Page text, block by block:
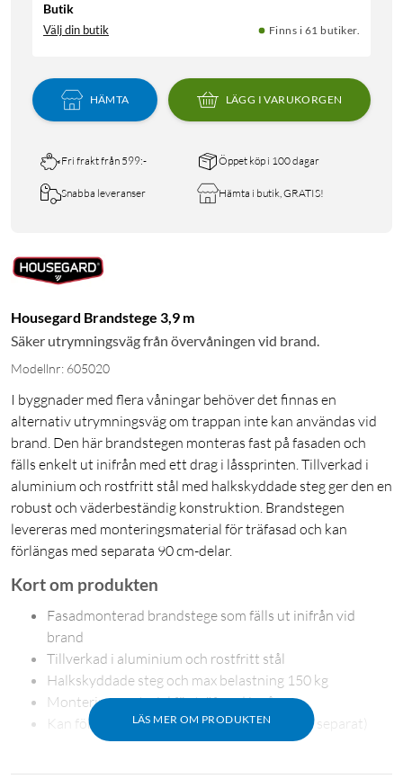
Butik
Välj din butik Finns i 61 butiker.
HÄMTA LÄGG I VARUKORGEN
Fri frakt från 599:- Öppet köp i 100 dagar
Snabba leveranser Hämta i butik, GRATIS!
Housegard Brandstege 3,9 m
Säker utrymningsväg från övervåningen vid brand.
Modellnr: 605020
I byggnader med flera våningar behöver det finnas en
alternativ utrymningsväg om trappan inte kan användas vid
brand. Den här brandstegen monteras fast på fasaden och
fälls enkelt ut inifrån med ett drag i låssprinten. Tillverkad i
aluminium och rostfritt stål med halkskyddade steg ger den en
robust och väderbeständig konstruktion. Brandstegen
levereras med monteringsmaterial för träfasad och kan
förlängas med separata 90 cm-delar.
LÄS MER OM PRODUKTEN
Kort om produkten
Fasadmonterad brandstege som fälls ut inifrån vid
brand
Tillverkad i aluminium och rostfritt stål
Halkskyddade steg och max belastning 150 kg
Monteringsmaterial för träfasad ingår
Kan förlängas med 90 cm tilläggsdelar (säljs separat)